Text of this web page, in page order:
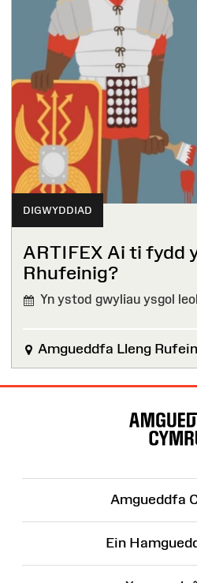
DIGWYDDIAD
ARTIFEX Ai ti fydd
Rhufeinig?
Yn ystod gwyliau ysgol
Amgueddfa Lleng
Amgueddfa
Ein